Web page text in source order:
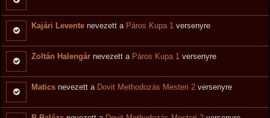
Kajári Levente nevezett a Páros Kupa 1 versenyre
Zoltán Halengár nevezett a Páros Kupa 1 versenyre
Matics nevezett a Dovit Methodozás Mesteri 2 versenyre